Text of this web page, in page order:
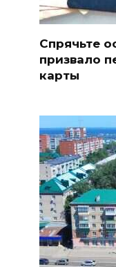
Спрячьте
призвало
карты